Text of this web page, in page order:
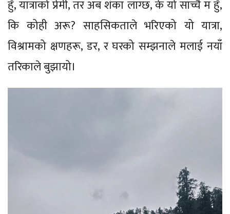
हुँ, यात्राको प्रेमी, तर अब शंका लाग्छ, के यो साँच्चै म हुँ,
कि कोही अरू? साहसिकताले भरिएको यो यात्रा,
विश्रामको क्षणहरू, डर, र घरको सम्झनाले मलाई नयाँ
तरिकाले बुझायो।